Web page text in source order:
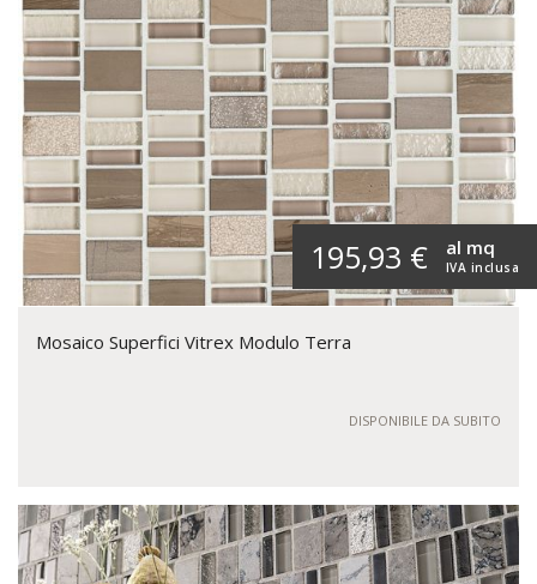
195,93 € IVA inclusa
al mq
Mosaico Superfici Vitrex Modulo Terra
DISPONIBILE DA SUBITO